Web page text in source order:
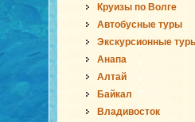
Круизы по Волге
Автобусные туры
Экскурсионные
Анапа
Алтай
Байкал
Владивосток